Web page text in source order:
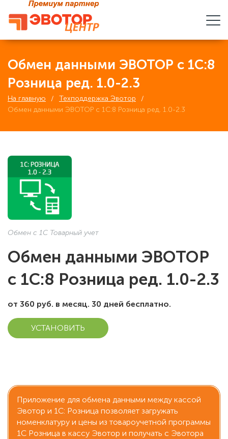
Обмен данными ЭВОТОР с 1С:8
Розница ред. 1.0-2.3
На главную
Техподдержка Эвотор
Обмен данными ЭВОТОР с 1С:8 Розница ред. 1.0-2.3
Обмен с 1С Товарный учет
Обмен данными ЭВОТОР
с 1С:8 Розница ред. 1.0-2.3
от 360 руб. в месяц. 30 дней бесплатно.
УСТАНОВИТЬ
Приложение для обмена данными между кассой
Эвотор и 1С: Розница позволяет загружать
номенклатуру и цены из товароучетной программы
1С Розница в кассу Эвотор и получать с Эвотора